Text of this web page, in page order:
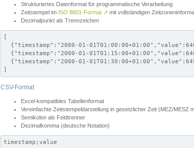
Strukturiertes Datenformat für programmatische Verarbeitung
Zeitstempel im ISO 8601-Format ↗ mit vollständigen
Dezimalpunkt als Trennzeichen
[
{"timestamp":"2000-01-
{"timestamp":"2000-01-
{"timestamp":"2000-01-
]
CSV-Format
Excel-kompatibles Tabellenformat
Vereinfachte Zeitstempeldarstellung in gesetzlicher Zeit (MEZ/MESZ
Semikolon als Feldtrenner
Dezimalkomma (deutsche Notation)
timestamp;value